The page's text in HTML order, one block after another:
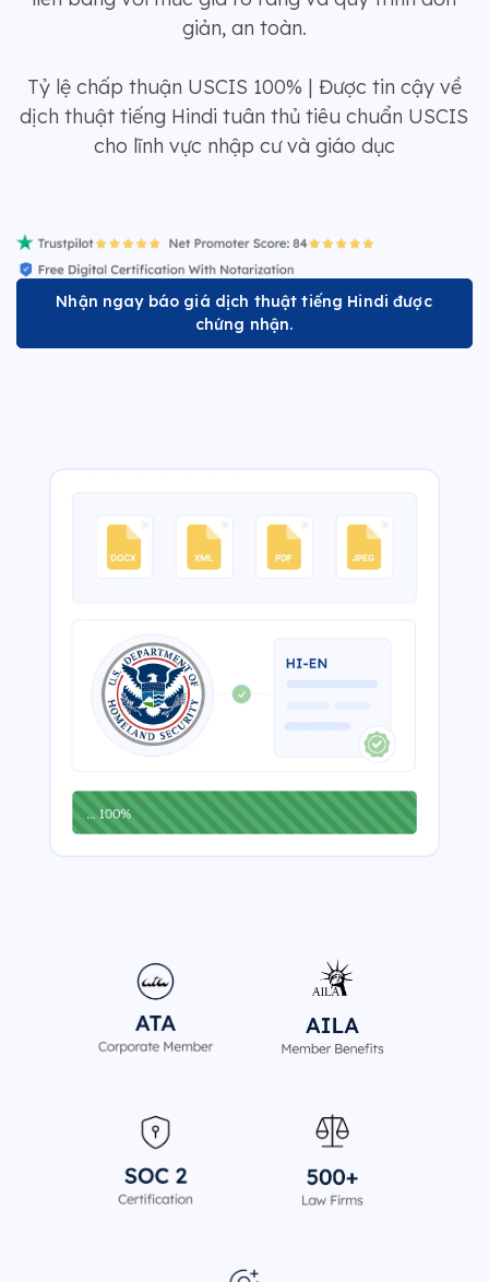
giản, an toàn.
Tỷ lệ chấp thuận USCIS 100% | Được tin cậy về
dịch thuật tiếng Hindi tuân thủ tiêu chuẩn USCIS
cho lĩnh vực nhập cư và giáo dục
Nhận ngay báo giá dịch thuật tiếng Hindi được
chứng nhận.